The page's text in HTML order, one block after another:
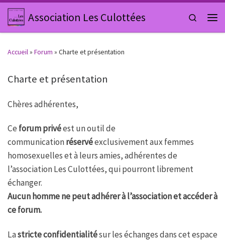
Passer au contenu
Association Les Culottées
Search
Accueil» Forum » Charte et présentation
Charte et présentation
Chères adhérentes,
Ceforum privéest un outil de
communicationréservéexclusivement aux femmes
homosexuelles et à leurs amies, adhérentes de
l’association Les Culottées, qui pourront librement
échanger.
Aucun homme ne peut adhérer à l’association et accéder à
ce forum.
Lastricte confidentialitésur les échanges dans cet espace